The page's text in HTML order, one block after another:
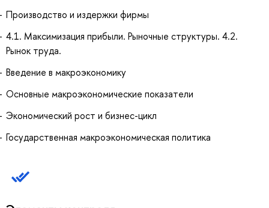
Производство и издержки фирмы
4.1. Максимизация прибыли. Рыночные структуры. 4.2.
Рынок труда.
Введение в макроэкономику
Основные макроэкономические показатели
Экономический рост и бизнес-цикл
Государственная макроэкономическая политика